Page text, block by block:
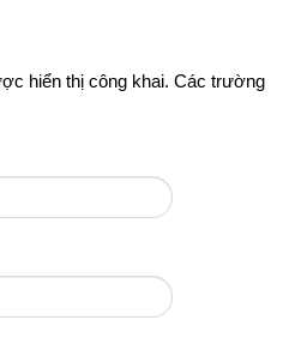
hiển thị công khai. Các trường